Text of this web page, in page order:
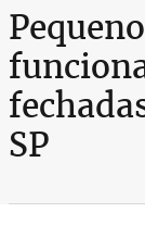
SP